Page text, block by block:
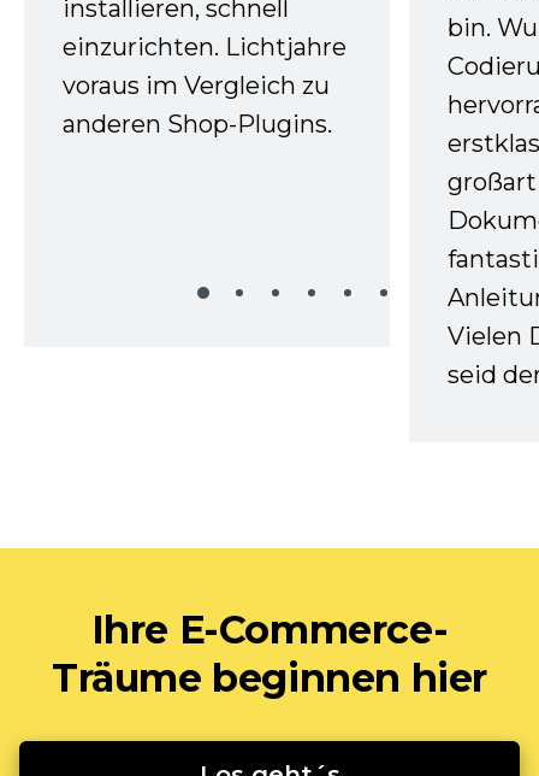
installieren, schnell
einzurichten. Lichtjahre
voraus im Vergleich zu
anderen Shop-Plugins.
bin.
Vielen
seid
Ihre E-Commerce-
Träume beginnen hier